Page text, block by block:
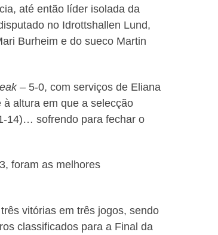
até então líder isolada da
no Idrottshallen Lund,
Burheim e do sueco Martin
– 5-0, com serviços de Eliana
altura em que a selecção
14)… sofrendo para fechar o
foram as melhores
vitórias em três jogos, sendo
classificados para a Final da